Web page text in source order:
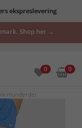
ekspreslevering
Shop her →
0 0